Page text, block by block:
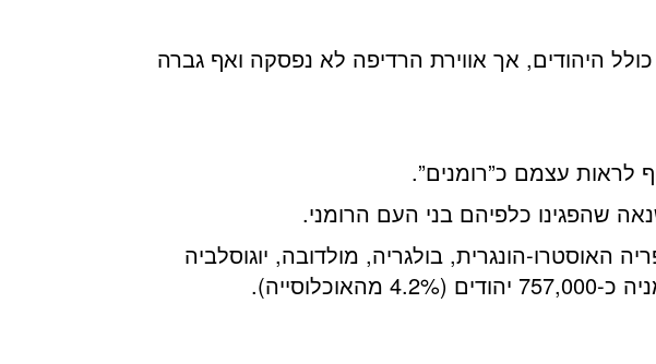
היהודים, אך אווירת הרדיפה לא נפסקה ואף גברה
הונגרית, בולגריה, מולדובה, יוגוסלביה